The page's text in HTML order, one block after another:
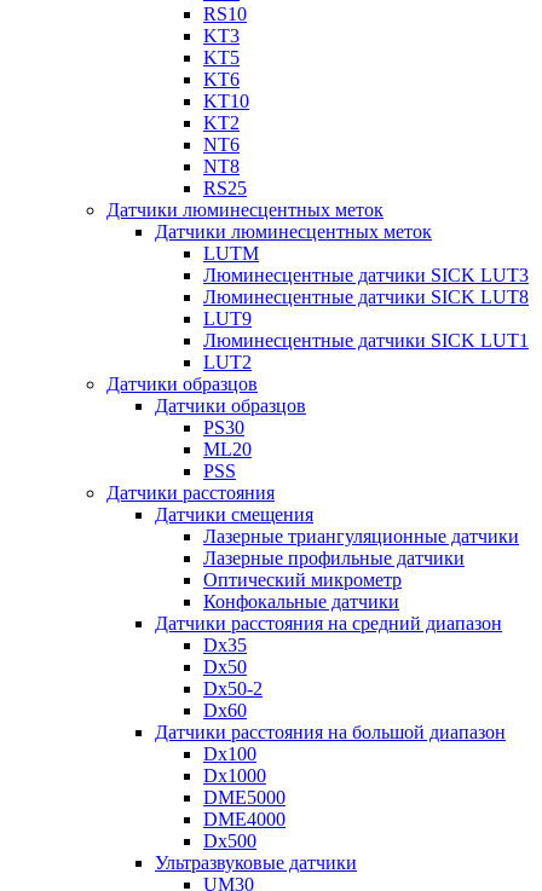
RS10
KT3
KT5
KT6
KT10
KT2
NT6
NT8
RS25
Датчики люминесцентных меток
Датчики люминесцентных меток
LUTM
Люминесцентные датчики SICK LUT3
Люминесцентные датчики SICK LUT8
LUT9
Люминесцентные датчики SICK LUT1
LUT2
Датчики образцов
Датчики образцов
PS30
ML20
PSS
Датчики расстояния
Датчики смещения
Лазерные триангуляционные датчики
Лазерные профильные датчики
Оптический микрометр
Конфокальные датчики
Датчики расстояния на средний диапазон
Dx35
Dx50
Dx50-2
Dx60
Датчики расстояния на большой диапазон
Dx100
Dx1000
DME5000
DME4000
Dx500
Ультразвуковые датчики
UM30